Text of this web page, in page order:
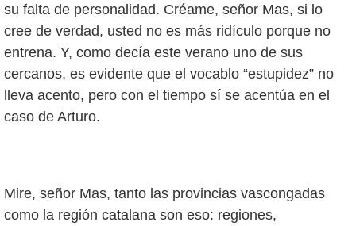
su falta de personalidad. Créame, señor Mas, si lo
cree de verdad, usted no es más ridículo porque no
entrena. Y, como decía este verano uno de sus
cercanos, es evidente que el vocablo “estupidez” no
lleva acento, pero con el tiempo sí se acentúa en el
caso de Arturo.
Mire, señor Mas, tanto las provincias vascongadas
como la región catalana son eso: regiones,